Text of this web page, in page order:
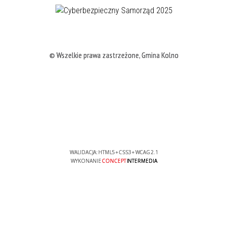
© Wszelkie prawa zastrzeżone, Gmina Kolno
WALIDACJA: HTML5+CSS3+WCAG 2.1
WYKONANIE CONCEPTINTERMEDIA